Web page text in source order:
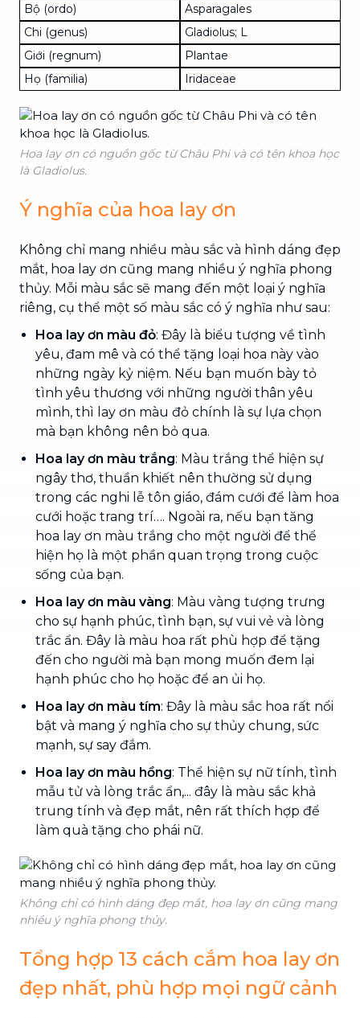
Bộ (ordo)
Asparagales
Chi (genus)
Gladiolus; L
Giới (regnum)
Plantae
Họ (familia)
Iridaceae
Hoa lay ơn có nguồn gốc từ Châu Phi và có tên khoa học
là Gladiolus.
Ý nghĩa của hoa lay ơn
Không chỉ mang nhiều màu sắc và hình dáng đẹp
mắt, hoa lay ơn cũng mang nhiều ý nghĩa phong
thủy. Mỗi màu sắc sẽ mang đến một loại ý nghĩa
riêng, cụ thể một số màu sắc có ý nghĩa như sau:
Hoa lay ơn màu đỏ: Đây là biểu tượng về tình
yêu, đam mê và có thể tặng loại hoa này vào
những ngày kỷ niệm. Nếu bạn muốn bày tỏ
tình yêu thương với những người thân yêu
mình, thì lay ơn màu đỏ chính là sự lựa chọn
mà bạn không nên bỏ qua.
Hoa lay ơn màu trắng: Màu trắng thể hiện sự
ngây thơ, thuần khiết nên thường sử dụng
trong các nghi lễ tôn giáo, đám cưới để làm hoa
cưới hoặc trang trí…. Ngoài ra, nếu bạn tăng
hoa lay ơn màu trắng cho một người để thể
hiện họ là một phần quan trọng trong cuộc
sống của bạn.
Hoa lay ơn màu vàng: Màu vàng tượng trưng
cho sự hạnh phúc, tình bạn, sự vui vẻ và lòng
trắc ẩn. Đây là màu hoa rất phù hợp để tặng
đến cho người mà bạn mong muốn đem lại
hạnh phúc cho họ hoặc để an ủi họ.
Hoa lay ơn màu tím: Đây là màu sắc hoa rất nổi
bật và mang ý nghĩa cho sự thủy chung, sức
mạnh, sự say đắm.
Hoa lay ơn màu hồng: Thể hiện sự nữ tính, tình
mẫu tử và lòng trắc ẩn,... đây là màu sắc khả
trung tính và đẹp mắt, nên rất thích hợp để
làm quà tặng cho phái nữ.
Không chỉ có hình dáng đẹp mắt, hoa lay ơn cũng mang
nhiều ý nghĩa phong thủy.
Tổng hợp 13 cách cắm hoa lay ơn
đẹp nhất, phù hợp mọi ngữ cảnh